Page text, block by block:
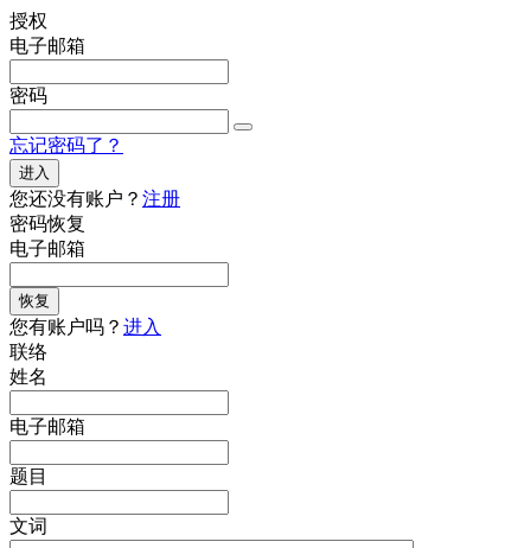
授权
电子邮箱
密码
忘记密码了？
进入
您还没有账户？ 注册
密码恢复
电子邮箱
恢复
您有账户吗？ 进入
联络
姓名
电子邮箱
题目
文词